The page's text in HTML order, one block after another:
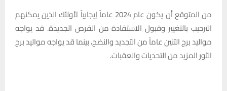
من المتوقع أن يكون عام 2024 عاماً إيجابياً لأولئك الذين يمكنهم
الترحيب بالتغيير وقبول الاستفادة من الفرص الجديدة. قد يواجه
مواليد برج التنين عاماً من التجديد والنضج، بينما قد يواجه مواليد برج
الثور المزيد من التحديات والعقبات.